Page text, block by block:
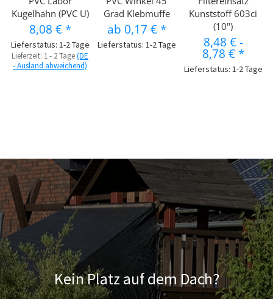
Kugelhahn (PVC U)
8,08 € *
Lieferstatus: 1-2 Tage
Lieferzeit: 1 - 2 Tage(DE
- Ausland abweichend)
Grad Klebmuffe
ab 0,17 € *
Lieferstatus: 1-2 Tage
Kunststoff 603ci
(10")
8,48 €-
8,78 € *
Lieferstatus: 1-2 Tage
Kein Platz auf dem Dach?